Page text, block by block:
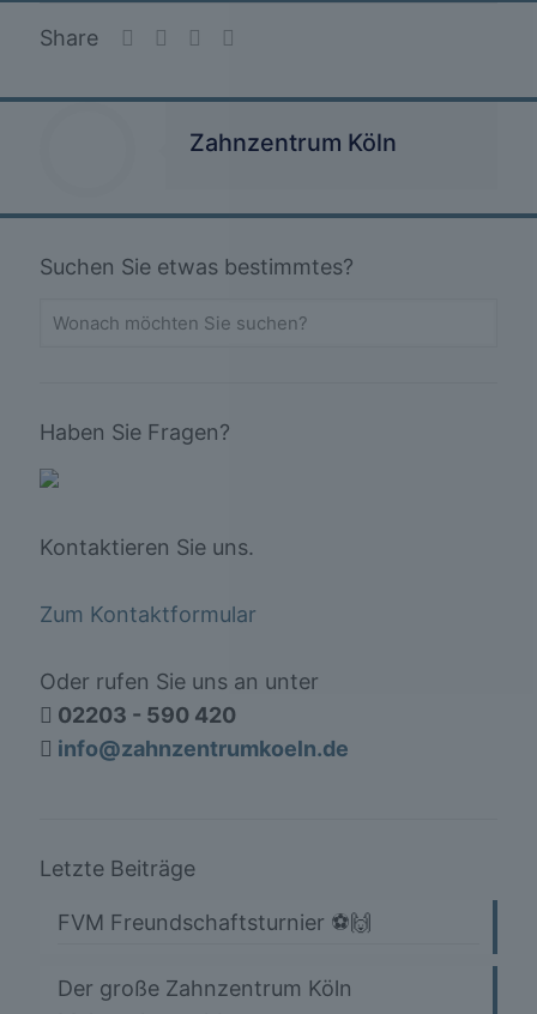
Share
Zahnzentrum Köln
Suchen Sie etwas bestimmtes?
Haben Sie Fragen?
Kontaktieren Sie uns.
Zum Kontaktformular
Oder rufen Sie uns an unter
02203 - 590 420
info@zahnzentrumkoeln.de
Letzte Beiträge
FVM Freundschaftsturnier ⚽️🙌
Der große Zahnzentrum Köln